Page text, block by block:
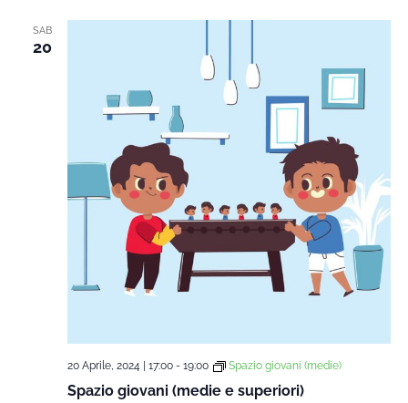
SAB
20
Spazio giovani (medie e superiori)
20 Aprile, 2024 | 17:00- 19:00 Spazio giovani (medie)